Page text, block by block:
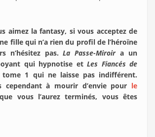
aimez la fantasy, si vous acceptez de
fille qui n’a rien du profil de l’héroïne
n’hésitez pas.La Passe-Miroira un
qui hypnotise etLes Fiancés de
1 qui ne laisse pas indifférent.
cependant à mourir d’envie pour le
vous l’aurez terminés, vous êtes